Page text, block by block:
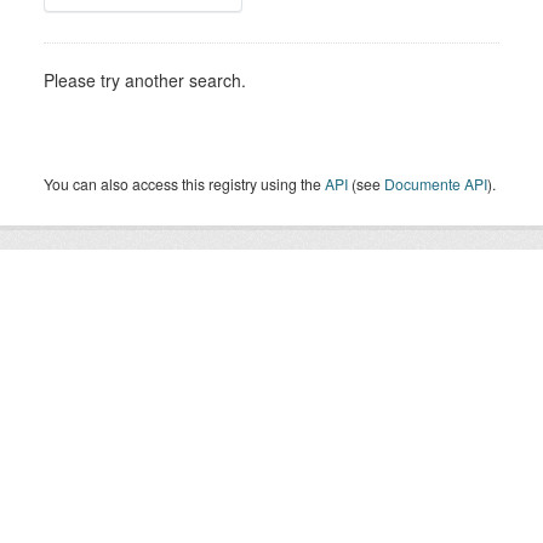
Please try another search.
You can also access this registry using theAPI (see Documente API).